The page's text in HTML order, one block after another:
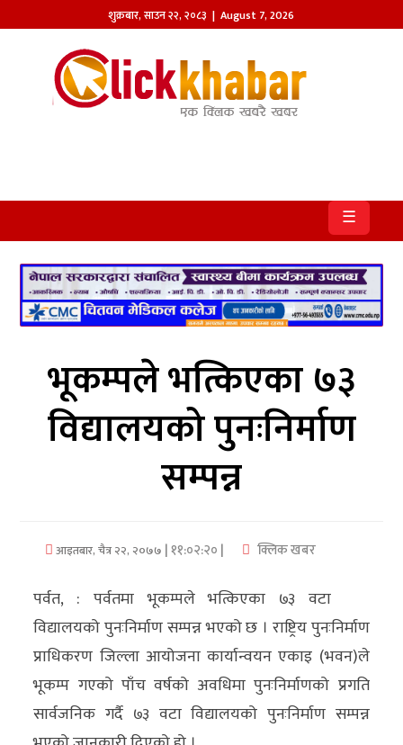
शुक्रबार,साउन२२,२०८३ | August 7, 2026
होमपेज
प्रदेश
आजको
पत्रिका
सम्पादकीय
अन्तर्राष्ट्रिय
विज्ञान
प्रविधि
अन्तरर्वार्ता
विचार/
ब्लग
खेलकुद
☰
भूकम्पले भत्किएका ७३
विद्यालयको पुनःनिर्माण
सम्पन्न
आइतबार, चैत्र २२, २०७७ | ११:०२:२० | क्लिक खबर
पर्वत, : पर्वतमा भूकम्पले भत्किएका ७३ वटा
विद्यालयको पुनःनिर्माण सम्पन्न भएको छ । राष्ट्रिय पुनःनिर्माण
प्राधिकरण जिल्ला आयोजना कार्यान्वयन एकाइ (भवन)ले
भूकम्प गएको पाँच वर्षको अवधिमा पुनःनिर्माणको प्रगति
सार्वजनिक गर्दै ७३ वटा विद्यालयको पुनःनिर्माण सम्पन्न